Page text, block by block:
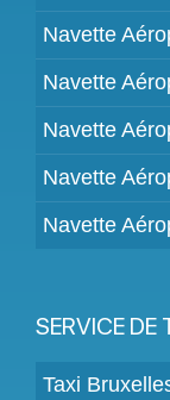
Navette
Navette
Navette
Navette
Navette
SERVICE DE
Taxi